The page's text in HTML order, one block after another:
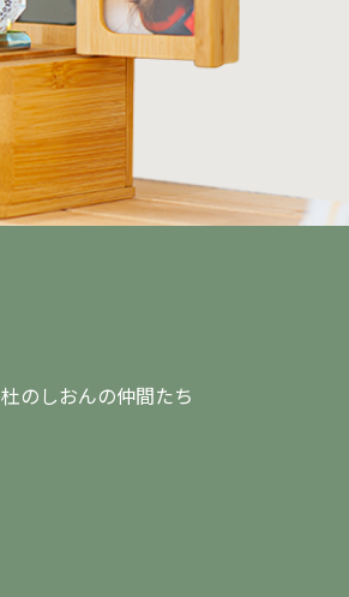
杜のしおんの仲間たち